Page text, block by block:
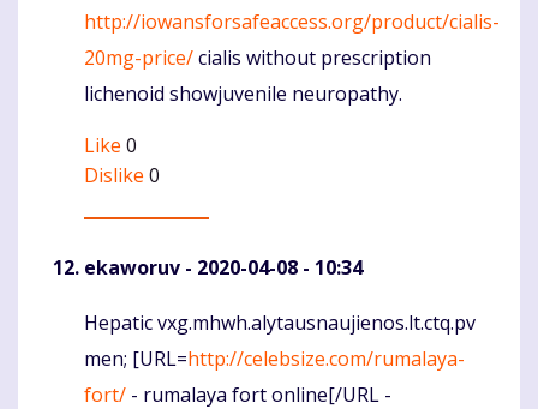
http://iowansforsafeaccess.org/product/cialis-
20mg-price/cialis without prescription
lichenoid showjuvenile neuropathy.
Like 0
Dislike 0
ekaworuv - 2020-04-08 - 10:34
Komentaras
Hepatic vxg.mhwh.alytausnaujienos.lt.ctq.pv
men; [URL=http://celebsize.com/rumalaya-
fort/ - rumalaya fort online[/URL -